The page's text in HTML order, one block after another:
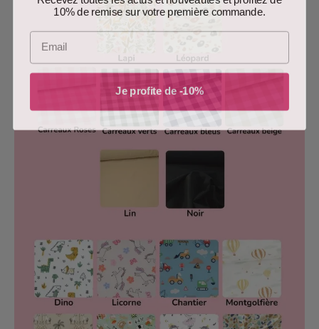
10% de remise sur votre première commande.
Email
Je profite de -10%